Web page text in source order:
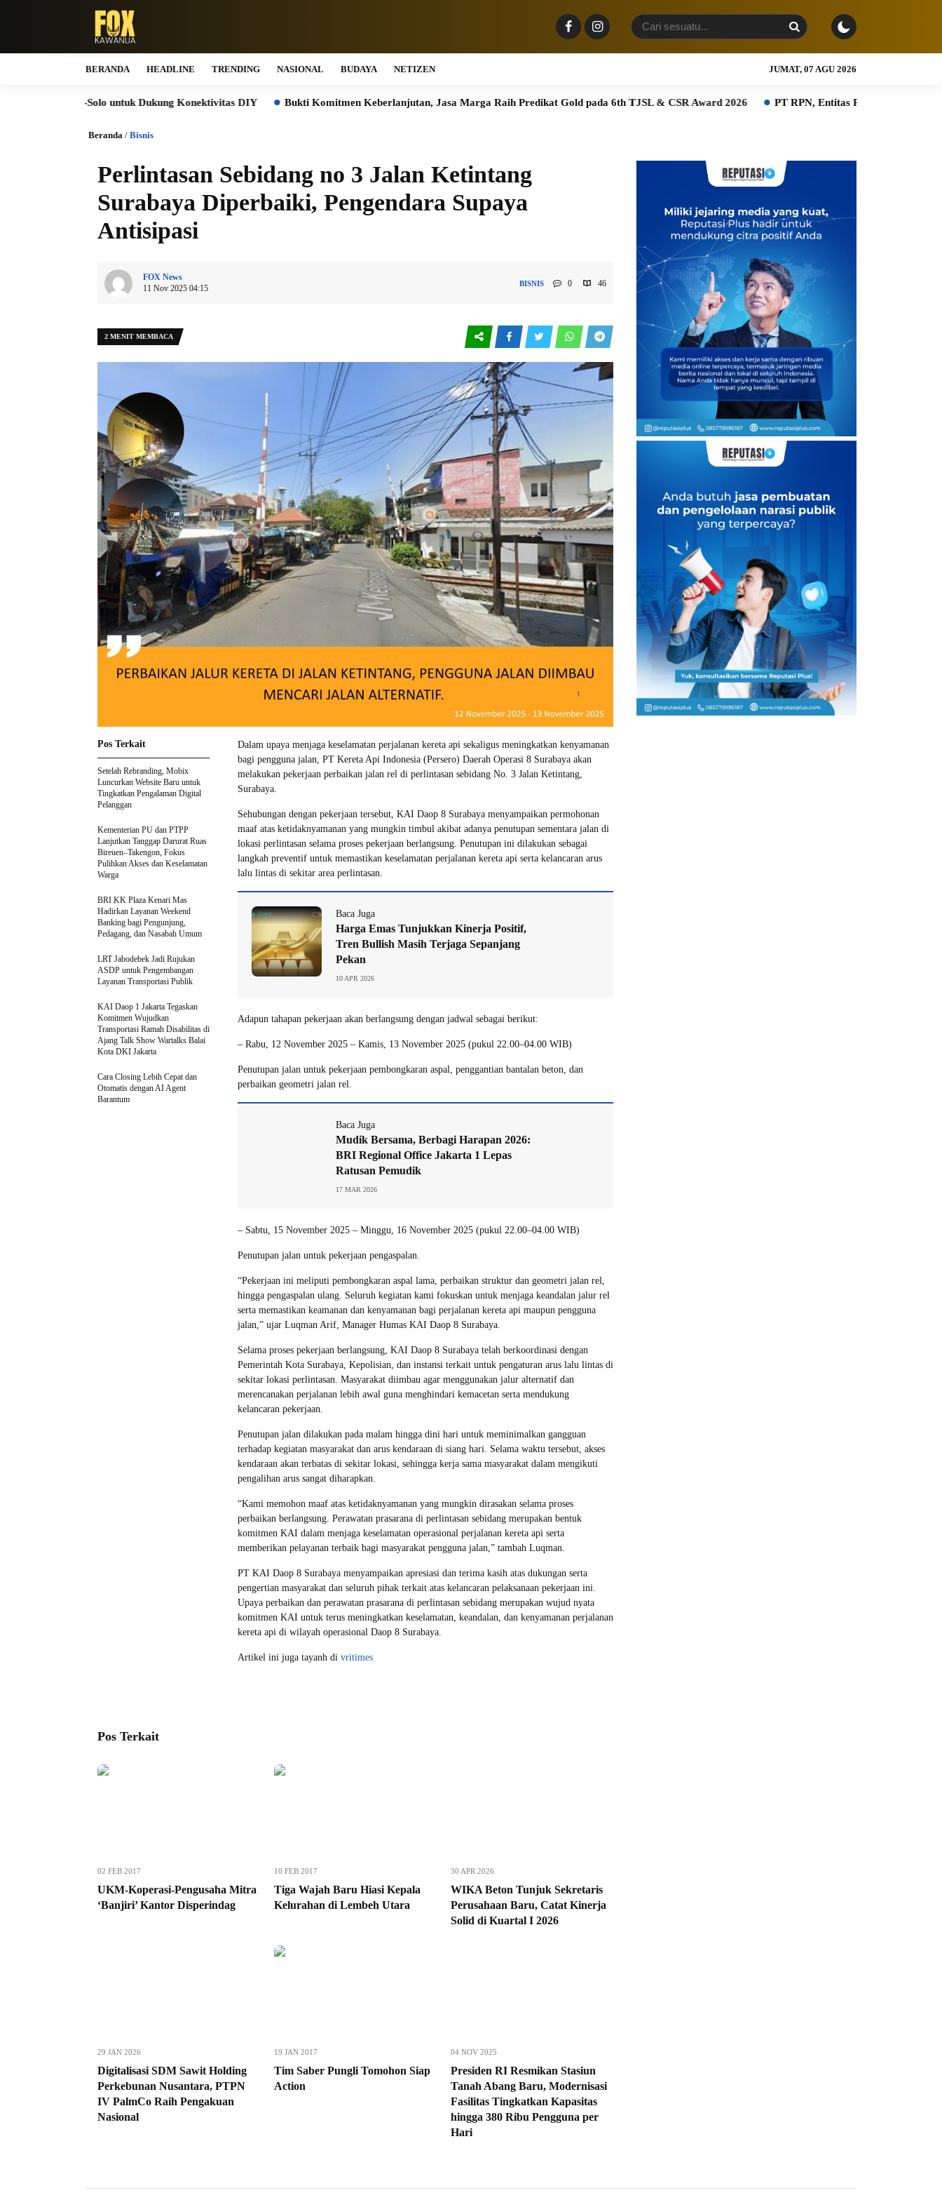
BERANDA HEADLINE TRENDING NASIONAL BUDAYA NETIZEN JUMAT, 07 AGU 2026
Solo untuk Dukung Konektivitas DIY Bukti Komitmen Keberlanjutan, Jasa Marga Raih Predikat Gold pada 6th TJSL & CSR Award 2026 PT RPN, Entitas PTPN Group bersama BPDP
Beranda / Bisnis
Perlintasan Sebidang no 3 Jalan Ketintang
Surabaya Diperbaiki, Pengendara Supaya
Antisipasi
FOX News
11 Nov 2025 04:15
BISNIS 0 46
2 MENIT MEMBACA
Dalam upaya menjaga keselamatan perjalanan kereta api sekaligus meningkatkan kenyamanan
bagi pengguna jalan, PT Kereta Api Indonesia (Persero) Daerah Operasi 8 Surabaya akan
melakukan pekerjaan perbaikan jalan rel di perlintasan sebidang No. 3 Jalan Ketintang,
Surabaya.
Sehubungan dengan pekerjaan tersebut, KAI Daop 8 Surabaya menyampaikan permohonan
maaf atas ketidaknyamanan yang mungkin timbul akibat adanya penutupan sementara jalan di
lokasi perlintasan selama proses pekerjaan berlangsung. Penutupan ini dilakukan sebagai
langkah preventif untuk memastikan keselamatan perjalanan kereta api serta kelancaran arus
lalu lintas di sekitar area perlintasan.
Baca Juga
Harga Emas Tunjukkan Kinerja Positif,
Tren Bullish Masih Terjaga Sepanjang
Pekan
10 APR 2026
Adapun tahapan pekerjaan akan berlangsung dengan jadwal sebagai berikut:
– Rabu, 12 November 2025 – Kamis, 13 November 2025 (pukul 22.00–04.00 WIB)
Penutupan jalan untuk pekerjaan pembongkaran aspal, penggantian bantalan beton, dan
perbaikan geometri jalan rel.
Baca Juga
Mudik Bersama, Berbagi Harapan 2026:
BRI Regional Office Jakarta 1 Lepas
Ratusan Pemudik
17 MAR 2026
– Sabtu, 15 November 2025 – Minggu, 16 November 2025 (pukul 22.00–04.00 WIB)
Penutupan jalan untuk pekerjaan pengaspalan.
“Pekerjaan ini meliputi pembongkaran aspal lama, perbaikan struktur dan geometri jalan rel,
hingga pengaspalan ulang. Seluruh kegiatan kami fokuskan untuk menjaga keandalan jalur rel
serta memastikan keamanan dan kenyamanan bagi perjalanan kereta api maupun pengguna
jalan,” ujar Luqman Arif, Manager Humas KAI Daop 8 Surabaya.
Selama proses pekerjaan berlangsung, KAI Daop 8 Surabaya telah berkoordinasi dengan
Pemerintah Kota Surabaya, Kepolisian, dan instansi terkait untuk pengaturan arus lalu lintas di
sekitar lokasi perlintasan. Masyarakat diimbau agar menggunakan jalur alternatif dan
merencanakan perjalanan lebih awal guna menghindari kemacetan serta mendukung
kelancaran pekerjaan.
Penutupan jalan dilakukan pada malam hingga dini hari untuk meminimalkan gangguan
terhadap kegiatan masyarakat dan arus kendaraan di siang hari. Selama waktu tersebut, akses
kendaraan akan terbatas di sekitar lokasi, sehingga kerja sama masyarakat dalam mengikuti
pengalihan arus sangat diharapkan.
“Kami memohon maaf atas ketidaknyamanan yang mungkin dirasakan selama proses
perbaikan berlangsung. Perawatan prasarana di perlintasan sebidang merupakan bentuk
komitmen KAI dalam menjaga keselamatan operasional perjalanan kereta api serta
memberikan pelayanan terbaik bagi masyarakat pengguna jalan,” tambah Luqman.
PT KAI Daop 8 Surabaya menyampaikan apresiasi dan terima kasih atas dukungan serta
pengertian masyarakat dan seluruh pihak terkait atas kelancaran pelaksanaan pekerjaan ini.
Upaya perbaikan dan perawatan prasarana di perlintasan sebidang merupakan wujud nyata
komitmen KAI untuk terus meningkatkan keselamatan, keandalan, dan kenyamanan perjalanan
kereta api di wilayah operasional Daop 8 Surabaya.
Artikel ini juga tayanh di vritimes
Pos Terkait
Setelah Rebranding, Mobix
Luncurkan Website Baru untuk
Tingkatkan Pengalaman Digital
Pelanggan
Kementerian PU dan PTPP
Lanjutkan Tanggap Darurat Ruas
Bireuen–Takengon, Fokus
Pulihkan Akses dan Keselamatan
Warga
BRI KK Plaza Kenari Mas
Hadirkan Layanan Weekend
Banking bagi Pengunjung,
Pedagang, dan Nasabah Umum
LRT Jabodebek Jadi Rujukan
ASDP untuk Pengembangan
Layanan Transportasi Publik
KAI Daop 1 Jakarta Tegaskan
Komitmen Wujudkan
Transportasi Ramah Disabilitas di
Ajang Talk Show Wartalks Balai
Kota DKI Jakarta
Cara Closing Lebih Cepat dan
Otomatis dengan AI Agent
Barantum
Pos Terkait
02 FEB 2017
UKM-Koperasi-Pengusaha Mitra
‘Banjiri’ Kantor Disperindag
10 FEB 2017
Tiga Wajah Baru Hiasi Kepala
Kelurahan di Lembeh Utara
30 APR 2026
WIKA Beton Tunjuk Sekretaris
Perusahaan Baru, Catat Kinerja
Solid di Kuartal I 2026
29 JAN 2026
Digitalisasi SDM Sawit Holding
Perkebunan Nusantara, PTPN
IV PalmCo Raih Pengakuan
Nasional
19 JAN 2017
Tim Saber Pungli Tomohon Siap
Action
04 NOV 2025
Presiden RI Resmikan Stasiun
Tanah Abang Baru, Modernisasi
Fasilitas Tingkatkan Kapasitas
hingga 380 Ribu Pengguna per
Hari